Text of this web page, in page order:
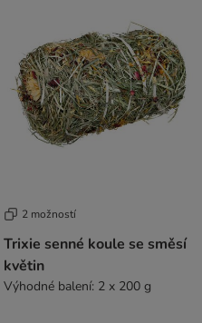
2 možností
Trixie senné koule se směsí
květin
Výhodné balení: 2 x 200 g